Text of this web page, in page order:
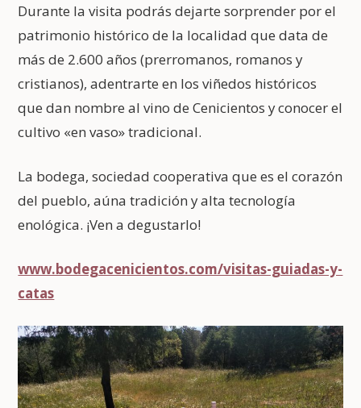
Durante la visita podrás dejarte sorprender por el
patrimonio histórico de la localidad que data de
más de 2.600 años (prerromanos, romanos y
cristianos), adentrarte en los viñedos históricos
que dan nombre al vino de Cenicientos y conocer el
cultivo «en vaso» tradicional.
La bodega, sociedad cooperativa que es el corazón
del pueblo, aúna tradición y alta tecnología
enológica. ¡Ven a degustarlo!
www.bodegacenicientos.com/visitas-guiadas-y-
catas